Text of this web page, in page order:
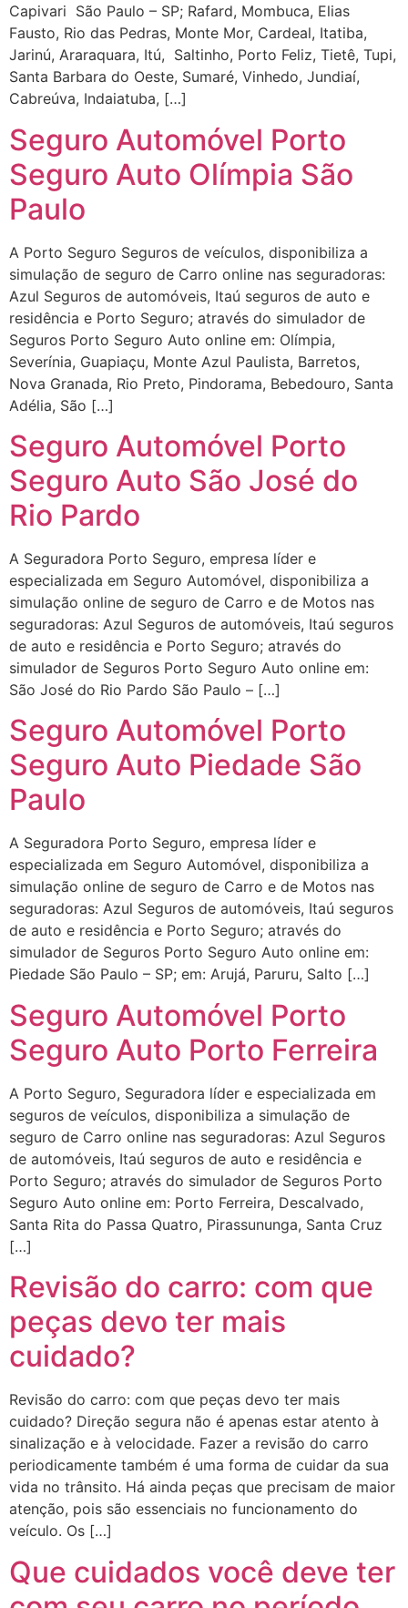
Capivari São Paulo – SP; Rafard, Mombuca, Elias
Fausto, Rio das Pedras, Monte Mor, Cardeal, Itatiba,
Jarinú, Araraquara, Itú, Saltinho, Porto Feliz, Tietê, Tupi,
Santa Barbara do Oeste, Sumaré, Vinhedo, Jundiaí,
Cabreúva, Indaiatuba, […]
Seguro Automóvel Porto
Seguro Auto Olímpia São
Paulo
A Porto Seguro Seguros de veículos, disponibiliza a
simulação de seguro de Carro online nas seguradoras:
Azul Seguros de automóveis, Itaú seguros de auto e
residência e Porto Seguro; através do simulador de
Seguros Porto Seguro Auto online em: Olímpia,
Severínia, Guapiaçu, Monte Azul Paulista, Barretos,
Nova Granada, Rio Preto, Pindorama, Bebedouro, Santa
Adélia, São […]
Seguro Automóvel Porto
Seguro Auto São José do
Rio Pardo
A Seguradora Porto Seguro, empresa líder e
especializada em Seguro Automóvel, disponibiliza a
simulação online de seguro de Carro e de Motos nas
seguradoras: Azul Seguros de automóveis, Itaú seguros
de auto e residência e Porto Seguro; através do
simulador de Seguros Porto Seguro Auto online em:
São José do Rio Pardo São Paulo – […]
Seguro Automóvel Porto
Seguro Auto Piedade São
Paulo
A Seguradora Porto Seguro, empresa líder e
especializada em Seguro Automóvel, disponibiliza a
simulação online de seguro de Carro e de Motos nas
seguradoras: Azul Seguros de automóveis, Itaú seguros
de auto e residência e Porto Seguro; através do
simulador de Seguros Porto Seguro Auto online em:
Piedade São Paulo – SP; em: Arujá, Paruru, Salto […]
Seguro Automóvel Porto
Seguro Auto Porto Ferreira
A Porto Seguro, Seguradora líder e especializada em
seguros de veículos, disponibiliza a simulação de
seguro de Carro online nas seguradoras: Azul Seguros
de automóveis, Itaú seguros de auto e residência e
Porto Seguro; através do simulador de Seguros Porto
Seguro Auto online em: Porto Ferreira, Descalvado,
Santa Rita do Passa Quatro, Pirassununga, Santa Cruz
[…]
Revisão do carro: com que
peças devo ter mais
cuidado?
Revisão do carro: com que peças devo ter mais
cuidado? Direção segura não é apenas estar atento à
sinalização e à velocidade. Fazer a revisão do carro
periodicamente também é uma forma de cuidar da sua
vida no trânsito. Há ainda peças que precisam de maior
atenção, pois são essenciais no funcionamento do
veículo. Os […]
Que cuidados você deve ter